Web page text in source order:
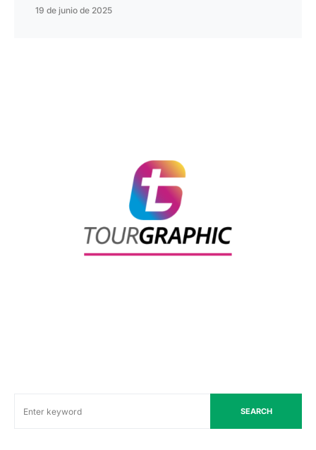
19 de junio de 2025
SEARCH